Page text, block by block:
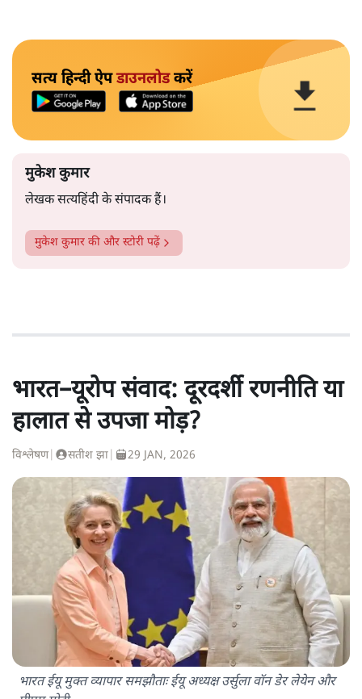
सत्य हिन्दी ऐपडाउनलोडकरें
मुकेश कुमार
लेखक सत्यहिंदी के संपादक हैं।
मुकेश कुमार की और स्टोरी पढ़ें
भारत–यूरोप संवाद: दूरदर्शी रणनीति या
हालात से उपजा मोड़?
विश्लेषण| सतीश झा 29 JAN, 2026
भारत ईयू मुक्त व्यापार समझौताः ईयू अध्यक्ष उर्सुला वॉन डेर लेयेन और